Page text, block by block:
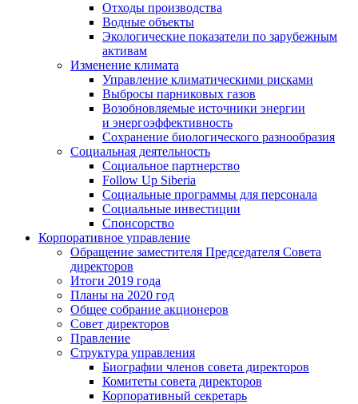
Отходы производства
Водные объекты
Экологические показатели по зарубежным
активам
Изменение климата
Управление климатическими рисками
Выбросы парниковых газов
Возобновляемые источники энергии
и энергоэффективность
Сохранение биологического разнообразия
Социальная деятельность
Социальное партнерство
Follow Up Siberia
Социальные программы для персонала
Социальные инвестиции
Спонсорство
Корпоративное управление
Обращение заместителя Председателя Совета
директоров
Итоги 2019 года
Планы на 2020 год
Общее собрание акционеров
Совет директоров
Правление
Структура управления
Биографии членов совета директоров
Комитеты совета директоров
Корпоративный секретарь